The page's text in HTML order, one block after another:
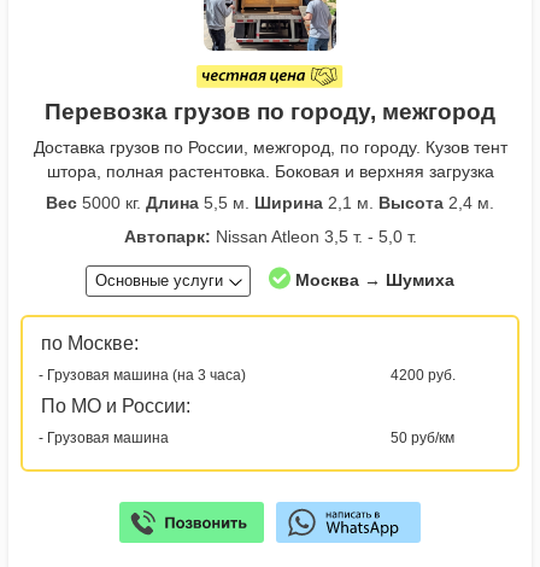
Перевозка грузов по городу, межгород
Доставка грузов по России, межгород, по городу. Кузов тент
штора, полная растентовка. Боковая и верхняя загрузка
Вес 5000 кг. Длина 5,5 м. Ширина 2,1 м. Высота 2,4 м.
Автопарк: Nissan Atleon 3,5 т. - 5,0 т.
Основные услуги Москва → Шумиха
по Москве:
- Грузовая машина (на 3 часа) 4200 руб.
По МО и России:
- Грузовая машина 50 руб/км